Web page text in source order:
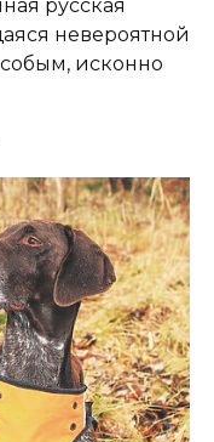
русская
невероятной
исконно